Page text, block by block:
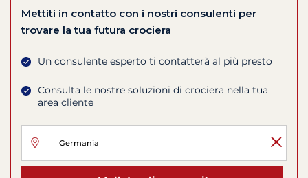
Mettiti in contatto con i nostri consulenti per
trovare la tua futura crociera
Un consulente esperto ti contatterà al più presto
Consulta le nostre soluzioni di crociera nella tua
area cliente